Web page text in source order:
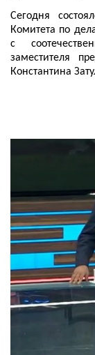
Сегодня
Комитета по
с
заместителя
Константина